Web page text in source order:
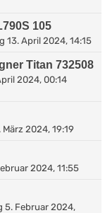
105
13. April 2024, 14:15
Titan 732508
2024, 00:14
2024, 19:19
2024, 11:55
5. Februar 2024,